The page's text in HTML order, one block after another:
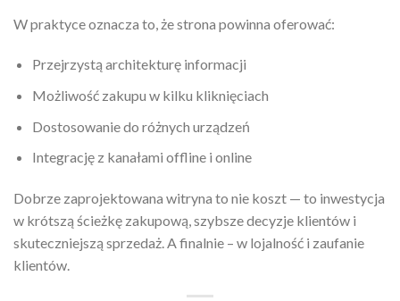
W praktyce oznacza to, że strona powinna oferować:
Przejrzystą architekturę informacji
Możliwość zakupu w kilku kliknięciach
Dostosowanie do różnych urządzeń
Integrację z kanałami offline i online
Dobrze zaprojektowana witryna to nie koszt — to inwestycja
w krótszą ścieżkę zakupową, szybsze decyzje klientów i
skuteczniejszą sprzedaż. A finalnie – w lojalność i zaufanie
klientów.